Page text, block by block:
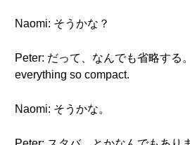
Naomi: そうかな？
Peter: だって、なんでも省略する
everything so compact.
Naomi: そうかな。